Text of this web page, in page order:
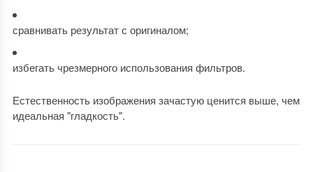
сравнивать результат с оригиналом;
избегать чрезмерного использования фильтров.
Естественность изображения зачастую ценится выше, чем
идеальная "гладкость".